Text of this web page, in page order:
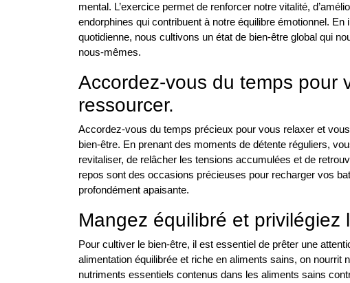
mental. L’exercice permet de renforcer notre vitalité,
endorphines qui contribuent à notre équilibre émotionnel.
quotidienne, nous cultivons un état de bien-être global qui
nous-mêmes.
Accordez-vous du temps pour
ressourcer.
Accordez-vous du temps précieux pour vous relaxer et
bien-être. En prenant des moments de détente réguliers,
revitaliser, de relâcher les tensions accumulées et de
repos sont des occasions précieuses pour recharger vos
profondément apaisante.
Mangez équilibré et privilégiez
Pour cultiver le bien-être, il est essentiel de prêter une
alimentation équilibrée et riche en aliments sains, on
nutriments essentiels contenus dans les aliments sains